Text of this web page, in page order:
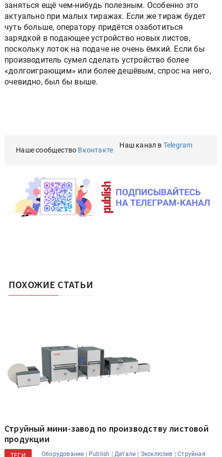
заняться ещё чем-нибудь полезным. Особенно это
актуально при малых тиражах. Если же тираж будет
чуть больше, оператору придётся озаботиться
зарядкой в подающее устройство новых листов,
поскольку лоток на подаче не очень ёмкий. Если бы
производитель сумел сделать устройство более
«долгоиграющим» или более дешёвым, спрос на него,
очевидно, был бы выше.
Наше сообщество Вконтакте
Наш канал в Telegram
ПОХОЖИЕ СТАТЬИ
Струйный мини-завод по производству листовой
продукции
ТЕГИ Оборудование | Publish | Детали | Эксклюзив |Струйная